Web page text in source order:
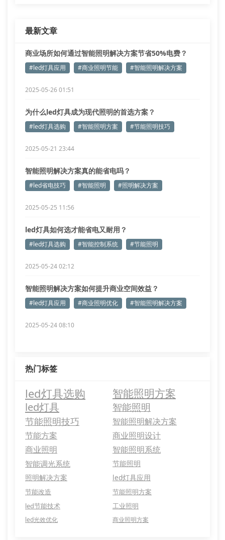
最新文章
商业场所如何通过智能照明解决方案节省50%电费？
#led灯具应用 #商业照明节能 #智能照明解决方案
2025-05-26 01:51
为什么led灯具成为现代照明的首选方案？
#led灯具选购 #智能照明方案 #节能照明技巧
2025-05-21 23:44
智能照明解决方案真的能省电吗？
#led省电技巧 #智能照明 #照明解决方案
2025-05-25 11:56
led灯具如何选才能省电又耐用？
#led灯具选购 #智能控制系统 #节能照明
2025-05-24 02:12
智能照明解决方案如何提升商业空间效益？
#led灯具应用 #商业照明优化 #智能照明解决方案
2025-05-24 08:10
热门标签
led灯具选购 智能照明方案
led灯具 智能照明
节能照明技巧 智能照明解决方案
节能方案
商业照明设计
商业照明
智能照明系统
智能调光系统
节能照明
照明解决方案
led灯具应用
节能改造
节能照明方案
led节能技术
工业照明
led光效优化 商业照明方案